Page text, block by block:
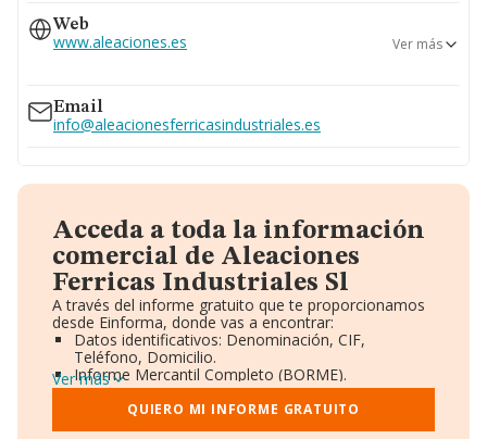
944496512
615...
Ver teléfono 615...
Web
www.aleaciones.es Ver más
Email
info@aleacionesferricasindustriales.es
Acceda a toda la información
comercial de Aleaciones
Ferricas Industriales Sl
A través del informe gratuito que te proporcionamos
desde Einforma, donde vas a encontrar:
Datos identificativos: Denominación, CIF,
Teléfono, Domicilio.
Informe Mercantil Completo (BORME).
Gráficos de Evolución Ventas y Empleados.
Consejo de Administración y Administradores.
Directivos y Ejecutivos.
Ver más
QUIERO MI INFORME GRATUITO